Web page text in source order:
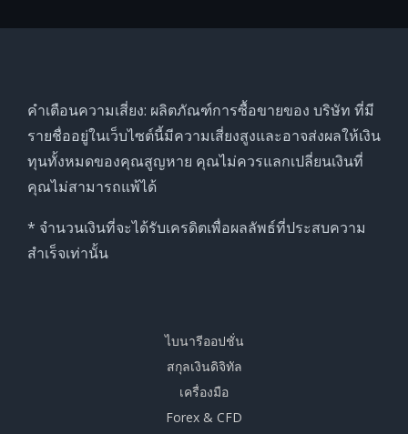
คำเตือนความเสี่ยง: ผลิตภัณฑ์การซื้อขายของ บริษัท ที่มี
รายชื่ออยู่ในเว็บไซต์นี้มีความเสี่ยงสูงและอาจส่งผลให้เงิน
ทุนทั้งหมดของคุณสูญหาย คุณไม่ควรแลกเปลี่ยนเงินที่
คุณไม่สามารถแพ้ได้
* จำนวนเงินที่จะได้รับเครดิตเพื่อผลลัพธ์ที่ประสบความ
สำเร็จเท่านั้น
ไบนารีออปชั่น
สกุลเงินดิจิทัล
เครื่องมือ
Forex & CFD